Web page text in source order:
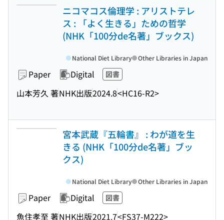
ニコマコス倫理学 : アリストテレ
ス : 「よく生きる」ための哲学
(NHK「100分de名著」ブックス)
Paper Digital 図書
山本芳久 著NHK出版2024.8<HC16-R2>
National Diet Library Other Libraries in Japan
宮本武蔵『五輪書』 : わが道を生
きる (NHK「100分de名著」ブッ
クス)
Paper Digital 図書
魚住孝至 著NHK出版2021.7<FS37-M222>
National Diet Library Other Libraries in Japan